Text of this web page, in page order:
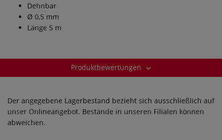
Dehnbar
Ø 0,5 mm
Länge 5 m
Produktbewertungen
Der angegebene Lagerbestand bezieht sich ausschließlich auf
unser Onlineangebot. Bestände in unseren Filialen können
abweichen.